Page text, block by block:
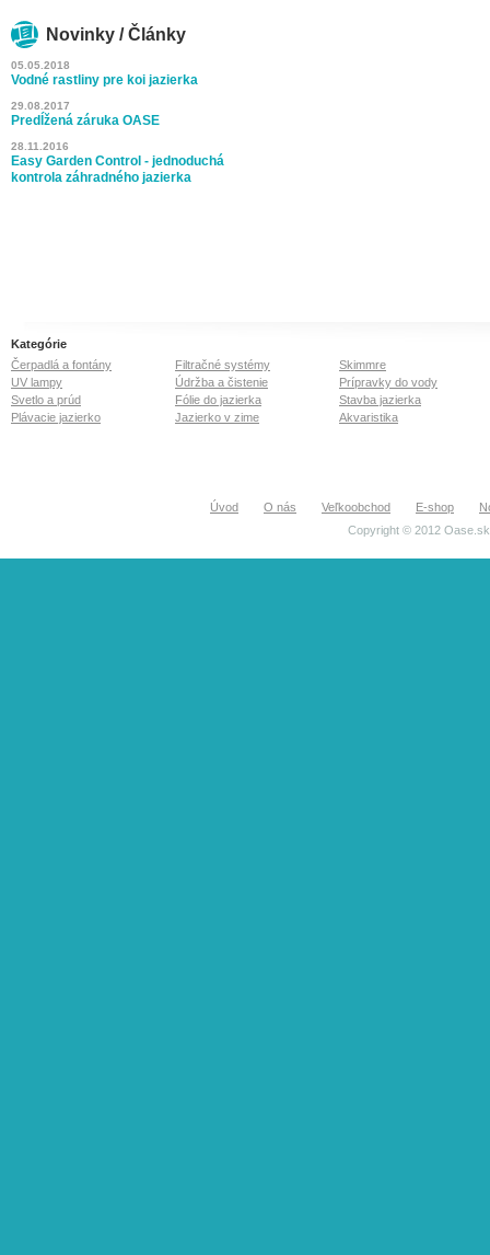
Novinky / Články
05.05.2018
Vodné rastliny pre koi jazierka
29.08.2017
Predĺžená záruka OASE
28.11.2016
Easy Garden Control - jednoduchá
kontrola záhradného jazierka
Kategórie
Čerpadlá a fontány
Filtračné systémy
Skimmre
UV lampy
Údržba a čistenie
Prípravky do vody
Svetlo a prúd
Fólie do jazierka
Stavba jazierka
Plávacie jazierko
Jazierko v zime Akvaristika
Úvod O nás Veľkoobchod E-shop
Copyright © 2012